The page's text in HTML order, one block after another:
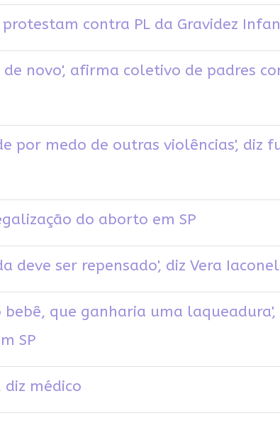
contra PL da Gravidez
novo', afirma coletivo de padres
por medo de outras violências', diz
do aborto em SP
ser repensado', diz Vera
que ganharia uma laqueadura',
SP
diz médico